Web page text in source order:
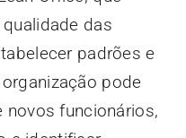
das
padrões e
pode
funcionários,